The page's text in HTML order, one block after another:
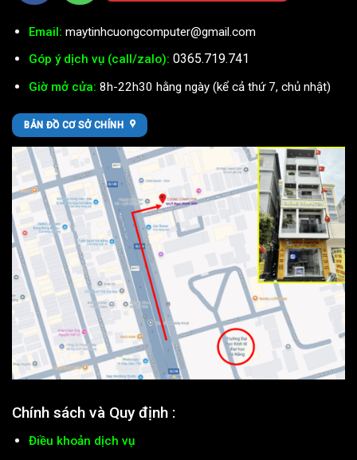
Email: maytinhcuongcomputer@gmail.com
Góp ý dịch vụ (call/zalo): 0365.719.741
Giờ mở cửa: 8h-22h30 hằng ngày (kể cả thứ 7, chủ nhật)
BẢN ĐỒ CƠ SỞ CHÍNH
Chính sách và Quy định :
Điều khoản dịch vụ